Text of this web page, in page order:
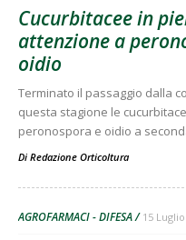
Cucurbitacee in
attenzione a
oidio
Terminato il passaggio dalla
questa stagione le
peronospora e oidio a
Di Redazione Orticoltura
AGROFARMACI - DIFESA 15